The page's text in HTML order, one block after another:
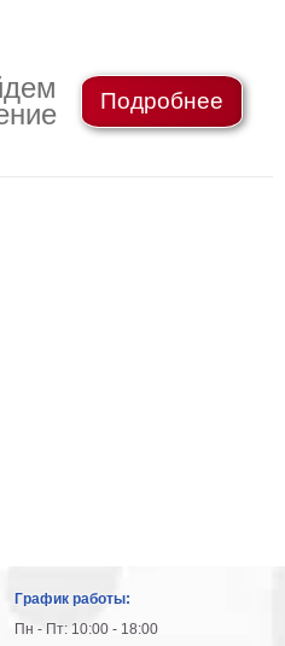
Подробнее
График работы:
Пн - Пт: 10:00 - 18:00